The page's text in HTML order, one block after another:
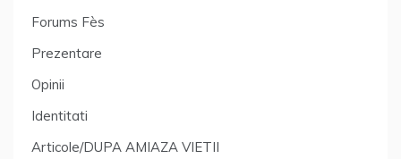
Forums Fès
Prezentare
Opinii
Identitati
Articole/DUPA AMIAZA VIETII